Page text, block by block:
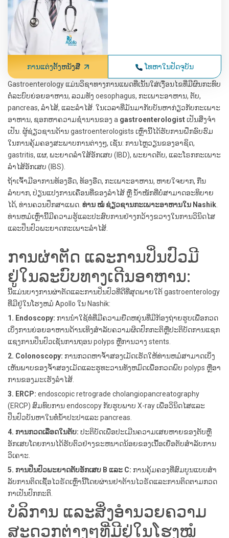
ການແຕ່ງຕັ້ງຫນັງສື ໂທຫາໃນປັດຈຸບັນ
Gastroenterology ແມ່ນວິຊາທາງການແພດທີ່ເນັ້ນໃສ່ເງື່ອນໄຂທີ່ມີຜົນກະທົບ
ຕໍ່ລະບົບຍ່ອຍອາຫານ, ລວມທັງ oesophagus, ກະເພາະອາຫານ, ຕັບ,
pancreas, ລໍາໄສ້, ແລະລໍາໄສ້. ໃນເວລາທີ່ມັນມາກັບບັນຫາກ່ຽວກັບກະເພາະ
ອາຫານ, ຊອກຫາຄວາມຊໍານານຂອງ a gastroenterologistເປັນສິ່ງຈໍາ
ເປັນ. ຜູ້ຊ່ຽວຊານດ້ານ gastroenterologists ເຫຼົ່ານີ້ໄດ້ຮັບການຝຶກອົບຮົມ
ໃນການຄຸ້ມຄອງສະພາບການຕ່າງໆ, ເຊັ່ນ: ການໄຫຼວຽນຂອງອາຊິດ,
gastritis, ແຜ, ພະຍາດລໍາໃສ້ອັກເສບ (IBD), ພະຍາດຕັບ, ແລະໂຣກກະເພາະ
ລໍາໄສ້ອັກເສບ (IBS).
ຖ້າເຈົ້າມີອາການທ້ອງອືດ, ທ້ອງອືດ, ກະເພາະອາຫານ, ຫາຍໃຈຍາກ, ກືນ
ລຳບາກ, ປ່ຽນແປງການເຄື່ອນທີ່ຂອງລຳໄສ້ ຫຼື ນ້ຳໜັກທີ່ບໍ່ສາມາດອະທິບາຍ
ໄດ້, ທ່ານຄວນປຶກສາແພດ. ທ່ານ ໝໍ ຊ່ຽວຊານກະເພາະອາຫານໃນ Nashik
ທ່ານຫມໍເຫຼົ່ານີ້ມີຄວາມຮູ້ແລະປະສົບການຢ່າງກວ້າງຂວາງໃນການວິນິດໄສ
ແລະປິ່ນປົວພະຍາດກະເພາະລໍາໄສ້.
ການຜ່າຕັດ ແລະການປິ່ນປົວມີ
ຢູ່ໃນລະບົບທາງເດີນອາຫານ:
ນີ້ແມ່ນບາງການຜ່າຕັດແລະການປິ່ນປົວທີ່ດີທີ່ສຸດພາຍໃຕ້ gastroenterology
ທີ່ມີຢູ່ໃນໂຮງຫມໍ Apollo ໃນ Nashik:
1. Endoscopy: ການນໍາໃຊ້ທໍ່ທີ່ມີຄວາມຍືດຫຍຸ່ນທີ່ມີກ້ອງຖ່າຍຮູບເພື່ອກວດ
ເບິ່ງການຍ່ອຍອາຫານດ້ານເທິງສໍາລັບຄວາມຜິດປົກກະຕິຫຼືປະຕິບັດການແຊກ
ແຊງການປິ່ນປົວເຊັ່ນການຖອນ polyps ຫຼືການວາງ stents.
2. Colonoscopy: ການກວດຫາຈໍ້າສອງເມັດເຮັດໃຫ້ທ່ານຫມໍສາມາດເບິ່ງ
ເຫັນພາບຂອງຈໍ້າສອງເມັດແລະຮູທະວານທັງຫມົດເພື່ອກວດພົບ polyps ຫຼືອາ
ການຂອງມະເຮັງລໍາໄສ້.
3. ERCP: endoscopic retrograde cholangiopancreatography
(ERCP) ສົມທົບການ endoscopy ກັບຮູບພາບ X-ray ເພື່ອວິນິດໄສແລະ
ປິ່ນປົວບັນຫາໃນທໍ່ນ້ໍາປະປາແລະ pancreas.
4. ການກວດເລືອດໃນຕັບ: ປະຕິບັດເພື່ອປະເມີນຄວາມເສຍຫາຍຂອງຕັບຫຼື
ອັກເສບໂດຍການໄດ້ຮັບຕົວຢ່າງຂະຫນາດນ້ອຍຂອງເນື້ອເຍື່ອຕັບສໍາລັບການ
ວິເຄາະ.
5. ການປິ່ນປົວພະຍາດຕັບອັກເສບ B ແລະ C: ການຄຸ້ມຄອງທີ່ສົມບູນແບບສໍາ
ລັບການຕິດເຊື້ອໄວຣັດເຫຼົ່ານີ້ໂດຍຜ່ານຢາຕ້ານໄວຣັດແລະການຕິດຕາມກວດ
ກາເປັນປົກກະຕິ.
ບໍລິການ ແລະສິ່ງອໍານວຍຄວາມ
ສະດວກຕ່າງໆທີ່ມີຢູ່ໃນໂຮງໝໍ